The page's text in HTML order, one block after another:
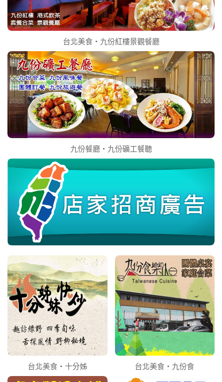
台北美食‧九份紅樓景觀餐廳
九份餐廳‧九份礦工餐聽
台北美食‧十分姊 台北美食‧九份食